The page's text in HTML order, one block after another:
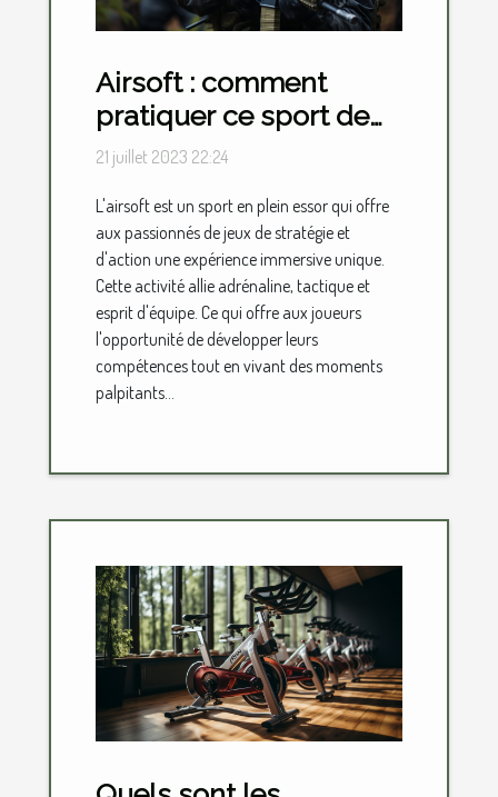
Airsoft : comment
pratiquer ce sport de
loisir ?
21 juillet 2023 22:24
L'airsoft est un sport en plein essor qui offre
aux passionnés de jeux de stratégie et
d'action une expérience immersive unique.
Cette activité allie adrénaline, tactique et
esprit d'équipe. Ce qui offre aux joueurs
l'opportunité de développer leurs
compétences tout en vivant des moments
palpitants...